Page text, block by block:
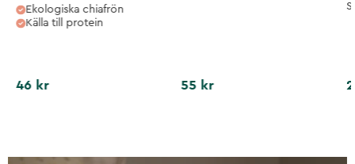
Ekologiska chiafrön
Källa till protein
46 kr 55 kr